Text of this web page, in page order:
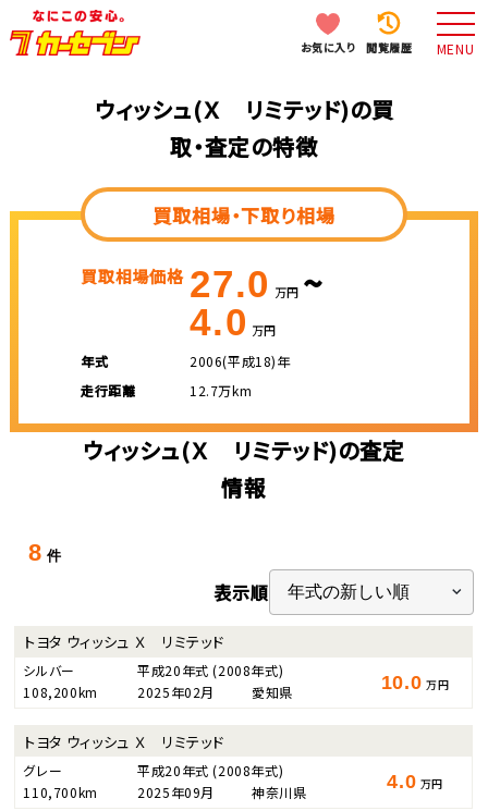
お気に入り 閲覧履歴 MENU
ウィッシュ(Ｘ リミテッド)の買
取・査定の特徴
買取相場・下取り相場
買取相場価格 27.0 万円 ~
4.0 万円
年式
2006(平成18)年
走行距離
12.7万km
ウィッシュ(Ｘ リミテッド)の査定
情報
8 件
表示順
トヨタ ウィッシュ Ｘ リミテッド
シルバー 平成20年式(2008年式)
108,200km
2025年02月 愛知県 10.0 万円
トヨタ ウィッシュ Ｘ リミテッド
グレー 平成20年式(2008年式)
110,700km
2025年09月 神奈川県 4.0 万円